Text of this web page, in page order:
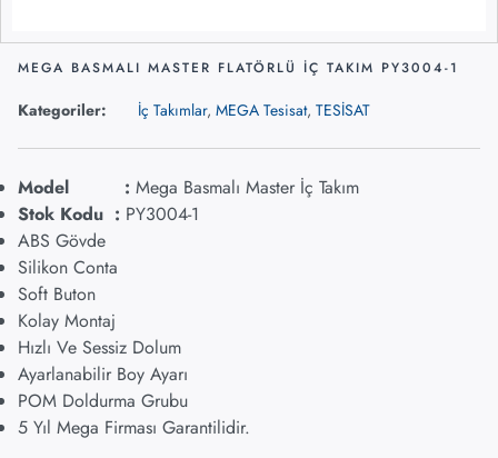
MEGA BASMALI MASTER FLATÖRLÜ İÇ TAKIM PY3004-1
Kategoriler: İç Takımlar, MEGA Tesisat, TESİSAT
Model : Mega Basmalı Master İç Takım
Stok Kodu : PY3004-1
ABS Gövde
Silikon Conta
Soft Buton
Kolay Montaj
Hızlı Ve Sessiz Dolum
Ayarlanabilir Boy Ayarı
POM Doldurma Grubu
5 Yıl Mega Firması Garantilidir.